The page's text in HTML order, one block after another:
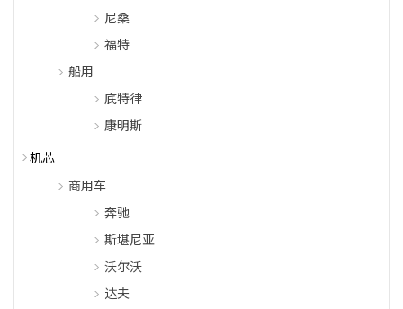
尼桑
福特
船用
底特律
康明斯
机芯
商用车
奔驰
斯堪尼亚
沃尔沃
达夫